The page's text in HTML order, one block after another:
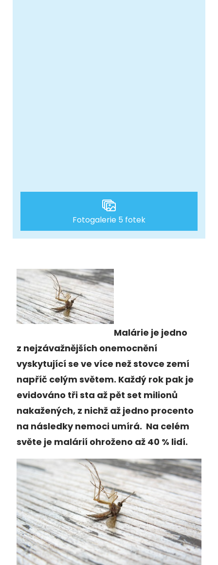
Fotogalerie 5 fotek
Malárie je jedno
z nejzávažnějších onemocnění
vyskytující se ve více než stovce zemí
napříč celým světem. Každý rok pak je
evidováno tři sta až pět set milionů
nakažených, z nichž až jedno procento
na následky nemoci umírá. Na celém
světe je malárií ohroženo až 40 % lidí.